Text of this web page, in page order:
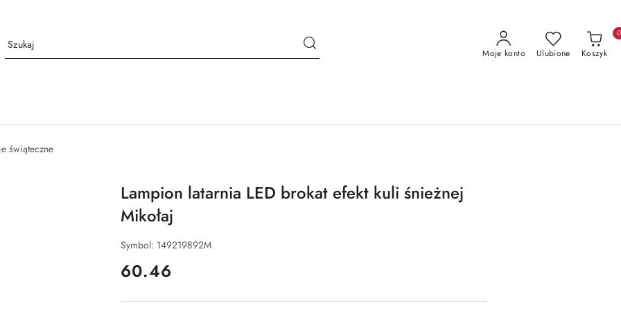
Moje konto Ulubione Koszyk
0
świąteczne
Lampion latarnia LED brokat efekt kuli śnieżnej
Mikołaj
Symbol: 149219892M
cena:
60.46